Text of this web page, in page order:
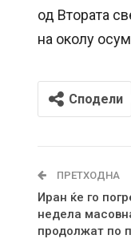
од Втората
на околу
Сподели
ПРЕТХОДНА
Иран ќе го
недела
продолжат по